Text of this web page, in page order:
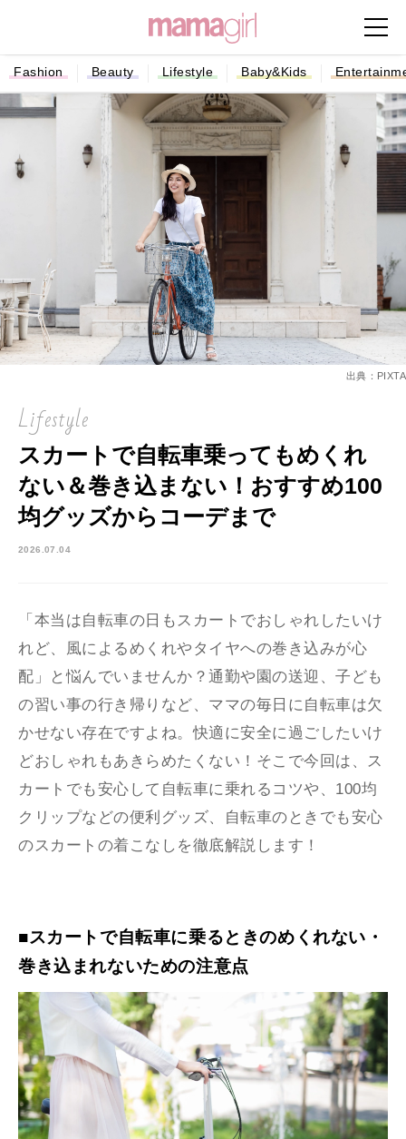
Fashion Beauty Lifestyle Baby&Kids
出典：PIXTA
Lifestyle
スカートで自転車乗ってもめくれ
ない＆巻き込まない！おすすめ100
均グッズからコーデまで
2026.07.04
「本当は自転車の日もスカートでおしゃれしたいけ
れど、風によるめくれやタイヤへの巻き込みが心
配」と悩んでいませんか？通勤や園の送迎、子ども
の習い事の行き帰りなど、ママの毎日に自転車は欠
かせない存在ですよね。快適に安全に過ごしたいけ
どおしゃれもあきらめたくない！そこで今回は、ス
カートでも安心して自転車に乗れるコツや、100均
クリップなどの便利グッズ、自転車のときでも安心
のスカートの着こなしを徹底解説します！
■スカートで自転車に乗るときのめくれない・
巻き込まれないための注意点